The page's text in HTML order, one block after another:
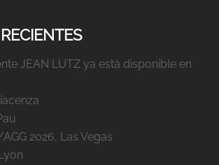
JEAN LUTZ ya está disponible en
2026, Las Vegas